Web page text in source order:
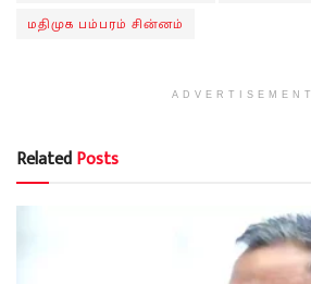
மதிமுக பம்பரம் சின்னம்
ADVERTISEMENT
RelatedPosts